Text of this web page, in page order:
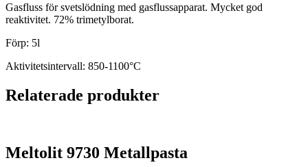
Gasfluss för svetslödning med gasflussapparat. Mycket god
reaktivitet. 72% trimetylborat.
Förp: 5l
Aktivitetsintervall: 850-1100°C
Relaterade produkter
Meltolit 9730 Metallpasta